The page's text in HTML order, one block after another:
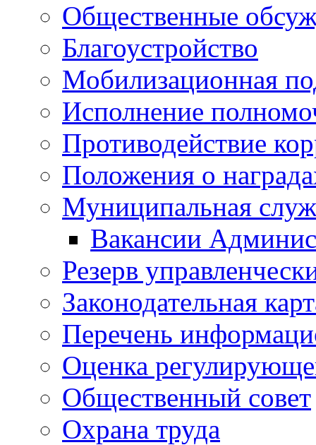
Общественные
Благоустройство
Мобилизационная
Исполнение
Противодействие
Положения о
Муниципальная
Вакансии
Резерв
Законодательная
Перечень
Оценка
Общественный совет
Охрана труда